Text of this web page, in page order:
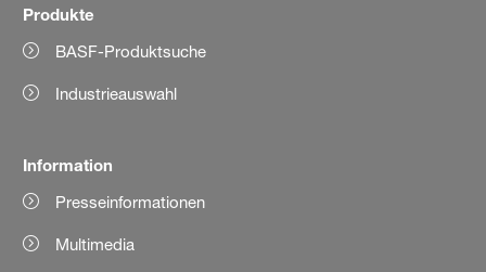
Produkte
BASF-Produktsuche
Industrieauswahl
Information
Presseinformationen
Multimedia